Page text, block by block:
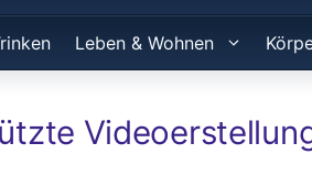
Leben & Wohnen